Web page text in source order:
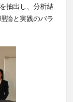
抽出し、分析結
論と実践のバラ